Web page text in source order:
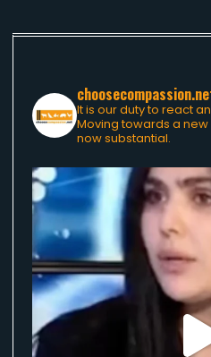
It is our duty to react
Moving towards a
now substantial.